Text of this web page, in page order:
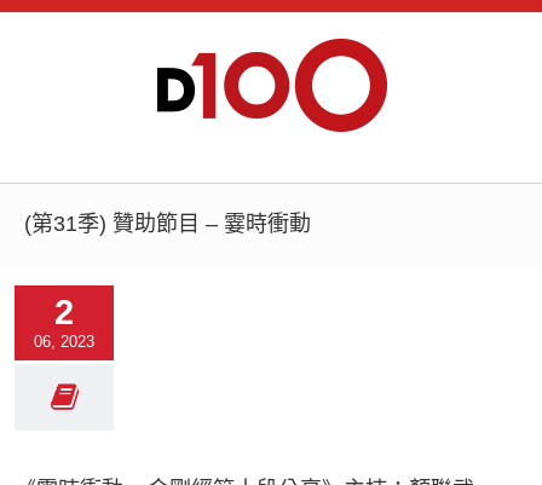
(第31季) 贊助節目 – 霎時衝動
2
06, 2023